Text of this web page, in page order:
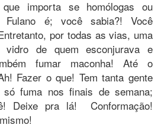
importa se homólogas ou
Fulano é; você sabia?! Você
por todas as vias, uma
de quem esconjurava e
fumar maconha! Até o
Fazer o que! Tem tanta gente
fuma nos finais de semana;
Deixe pra lá! Conformação!